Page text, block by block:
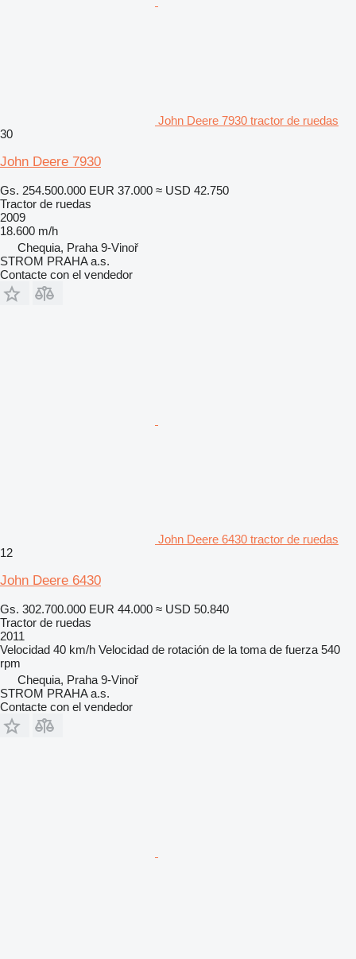
John Deere 7930 tractor de ruedas
30
John Deere 7930
Gs. 254.500.000 EUR 37.000 ≈ USD 42.750
Tractor de ruedas
2009
18.600 m/h
Chequia, Praha 9-Vinoř
STROM PRAHA a.s.
Contacte con el vendedor
John Deere 6430 tractor de ruedas
12
John Deere 6430
Gs. 302.700.000 EUR 44.000 ≈ USD 50.840
Tractor de ruedas
2011
Velocidad 40 km/h Velocidad de rotación de la toma de fuerza 540
rpm
Chequia, Praha 9-Vinoř
STROM PRAHA a.s.
Contacte con el vendedor